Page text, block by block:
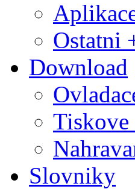
Ostatni
Download
Slovniky